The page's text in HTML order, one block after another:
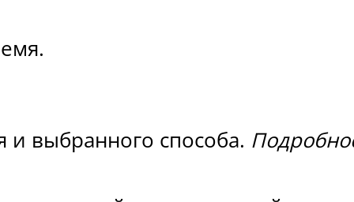
и выбранного способа.